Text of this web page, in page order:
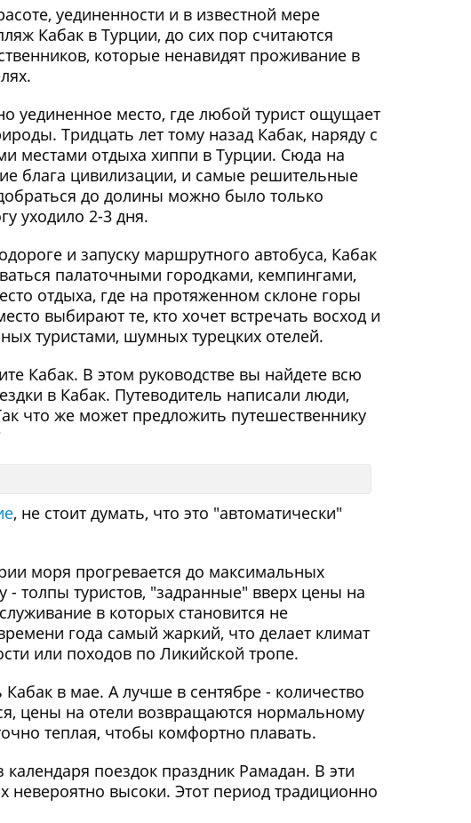
уединенности и в известной мере
Кабак в Турции, до сих пор считаются
которые ненавидят проживание в
уединенное место, где любой турист ощущает
Тридцать лет тому назад Кабак, наряду с
местами отдыха хиппи в Турции. Сюда на
блага цивилизации, и самые решительные
до долины можно было только
уходило 2-3 дня.
и запуску маршрутного автобуса, Кабак
палаточными городками, кемпингами,
отдыха, где на протяженном склоне горы
выбирают те, кто хочет встречать восход и
туристами, шумных турецких отелей.
Кабак. В этом руководстве вы найдете всю
в Кабак. Путеводитель написали люди,
что же может предложить путешественнику
, не стоит думать, что это "автоматически"
моря прогревается до максимальных
толпы туристов, "задранные" вверх цены на
в которых становится не
года самый жаркий, что делает климат
или походов по Ликийской тропе.
Кабак в мае. А лучше в сентябре - количество
цены на отели возвращаются нормальному
теплая, чтобы комфортно плавать.
поездок праздник Рамадан. В эти
невероятно высоки. Этот период традиционно